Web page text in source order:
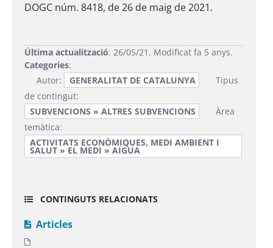
DOGC núm. 8418, de 26 de maig de 2021.
Última actualització: 26/05/21. Modificat fa 5 anys.
Categories:
Autor:
GENERALITAT DE CATALUNYA
Tipus
de contingut:
SUBVENCIONS » ALTRES SUBVENCIONS
Àrea
temàtica:
ACTIVITATS ECONÒMIQUES, MEDI AMBIENT I
SALUT » EL MEDI » AIGUA
CONTINGUTS RELACIONATS
Articles